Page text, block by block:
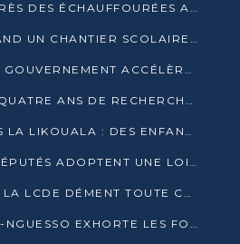
POOL : TENSIONS APRÈS DES ÉCHAUFFOURÉES ARMÉES ENTRE DGSP ET EX-MILICIENS NINJA
ANGOLA-LIBRE : QUAND UN CHANTIER SCOLAIRE DEVIENT LE MIROIR D’UN CONGO EN MOUVEMENT
PROJET MOSALA : LE GOUVERNEMENT ACCÉLÈRE L’INSERTION DES JEUNES EN 2026
FORCA ECOSYSTEM, QUATRE ANS DE RECHERCHE DE TERRAIN AVANT UN LANCEMENT OFFICIEL EN 2026
TRAFIC HUMAIN DANS LA LIKOUALA : DES ENFANTS AUTOCHTONES RÉDUITS AU TRAVAIL FORCÉ
BUDGET 2026 : LES DÉPUTÉS ADOPTENT UNE LOI DES FINANCES DE PLUS DE 2500 MILLIARDS FCFA
ARNAQUE EN LIGNE : LA LCDE DÉMENT TOUTE CAMPAGNE DE RECRUTEMENT
VŒUX 2026 : SASSOU-NGUESSO EXHORTE LES FORCES VIVES À RENFORCER L’UNITÉ